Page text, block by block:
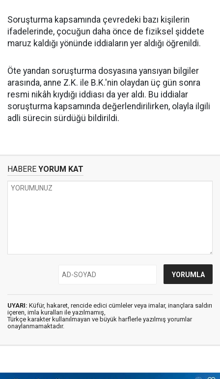
Soruşturma kapsamında çevredeki bazı kişilerin
ifadelerinde, çocuğun daha önce de fiziksel şiddete
maruz kaldığı yönünde iddiaların yer aldığı öğrenildi.
Öte yandan soruşturma dosyasına yansıyan bilgiler
arasında, anne Z.K. ile B.K.'nin olaydan üç gün sonra
resmi nikâh kıydığı iddiası da yer aldı. Bu iddialar
soruşturma kapsamında değerlendirilirken, olayla ilgili
adli sürecin sürdüğü bildirildi.
HABERE YORUM KAT
UYARI: Küfür, hakaret, rencide edici cümleler veya imalar, inançlara saldırı
içeren, imla kuralları ile yazılmamış,
Türkçe karakter kullanılmayan ve büyük harflerle yazılmış yorumlar
onaylanmamaktadır.